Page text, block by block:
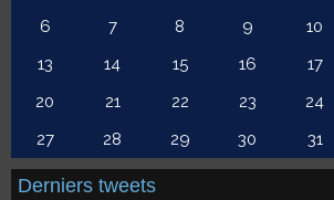
6
7 8 9 10
13
14 15 16 17
20
21 22 23 24
27
28 29 30 31
Derniers tweets